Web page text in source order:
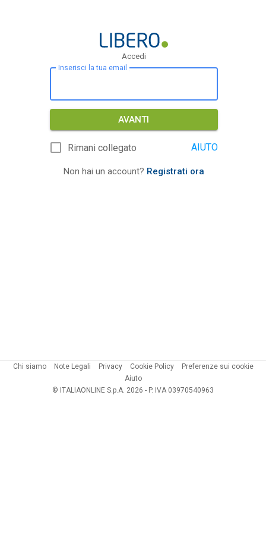
Accedi
Inserisci la tua email
AVANTI
Rimani collegato AIUTO
Non hai un account? Registrati ora
Chi siamo Note Legali Privacy Cookie Policy
Preferenze sui cookie
Aiuto
© ITALIAONLINE S.p.A. 2026 - P. IVA 03970540963